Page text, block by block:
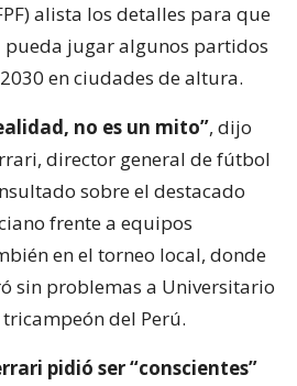
alista los detalles para que
pueda jugar algunos partidos
en ciudades de altura.
no es un mito”, dijo
director general de fútbol
sobre el destacado
frente a equipos
en el torneo local, donde
sin problemas a Universitario
del Perú.
pidió ser “conscientes”